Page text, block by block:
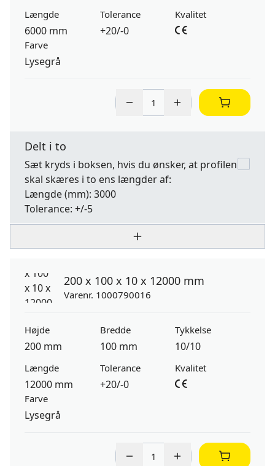
Længde
6000 mm
Tolerance
+20/-0
Kvalitet
Farve
Lysegrå
Delt i to
Sæt kryds i boksen, hvis du ønsker, at profilen
skal skæres i to ens længder af:
Længde(mm): 3000
Tolerance: +/-5
200 x 100 x 10 x 12000 mm
Varenr. 1000790016
Højde
200 mm
Bredde
100 mm
Tykkelse
10/10
Længde
12000 mm
Tolerance
+20/-0
Kvalitet
Farve
Lysegrå